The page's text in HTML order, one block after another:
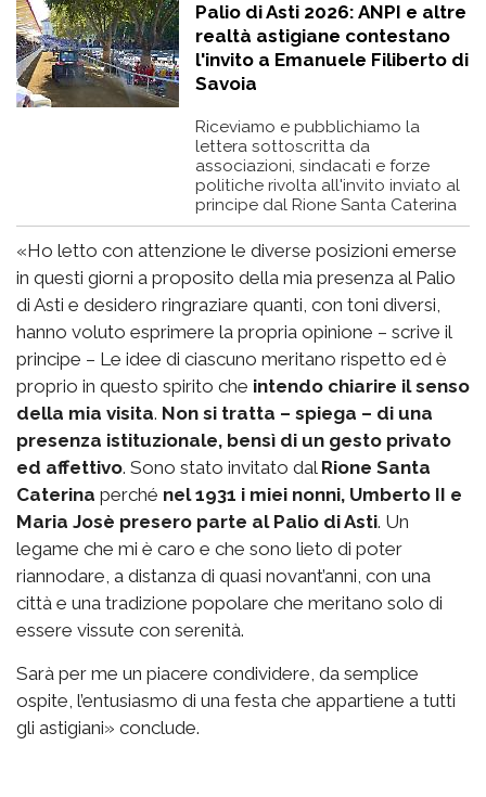
Palio di Asti 2026: ANPI e altre
realtà astigiane contestano
l'invito a Emanuele Filiberto di
Savoia
Riceviamo e pubblichiamo la
lettera sottoscritta da
associazioni, sindacati e forze
politiche rivolta all'invito inviato al
principe dal Rione Santa Caterina
«Ho letto con attenzione le diverse posizioni emerse
in questi giorni a proposito della mia presenza al Palio
di Asti e desidero ringraziare quanti, con toni diversi,
hanno voluto esprimere la propria opinione – scrive il
principe – Le idee di ciascuno meritano rispetto ed è
proprio in questo spirito che intendo chiarire il senso
della mia visita. Non si tratta – spiega – di una
presenza istituzionale, bensì di un gesto privato
ed affettivo. Sono stato invitato dal Rione Santa
Caterina perché nel 1931 i miei nonni, Umberto II e
Maria Josè presero parte al Palio di Asti. Un
legame che mi è caro e che sono lieto di poter
riannodare, a distanza di quasi novant’anni, con una
città e una tradizione popolare che meritano solo di
essere vissute con serenità.
Sarà per me un piacere condividere, da semplice
ospite, l’entusiasmo di una festa che appartiene a tutti
gli astigiani» conclude.